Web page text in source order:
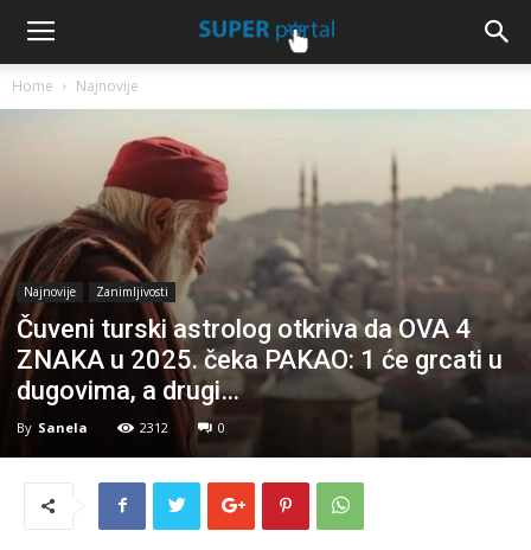
Home Najnovije
Najnovije Zanimljivosti
Čuveni turski astrolog otkriva da OVA 4
ZNAKA u 2025. čeka PAKAO: 1 će grcati u
dugovima, a drugi…
By Sanela 2312 0